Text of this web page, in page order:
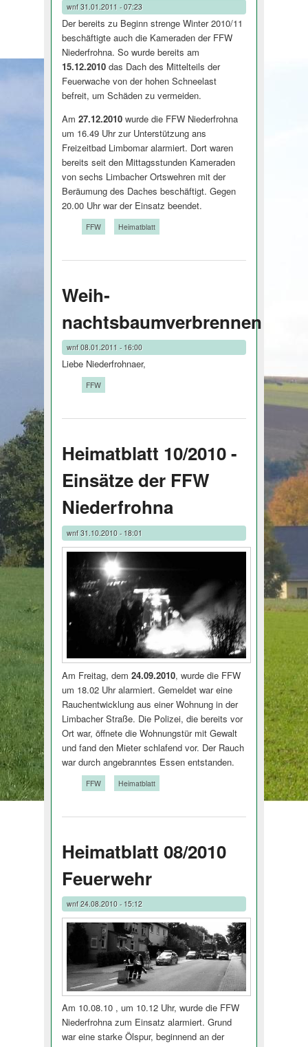
wnf31.01.2011 - 07:23
Der bereits zu Beginn strenge Winter 2010/11
beschäftigte auch die Kameraden der FFW
Niederfrohna. So wurde bereits am
15.12.2010das Dach des Mittelteils der
Feuerwache von der hohen Schneelast
befreit, um Schäden zu vermeiden.
Am 27.12.2010wurde die FFW Niederfrohna
um 16.49 Uhr zur Unterstützung ans
Freizeitbad Limbomar alarmiert. Dort waren
bereits seit den Mittagsstunden Kameraden
von sechs Limbacher Ortswehren mit der
Beräumung des Daches beschäftigt. Gegen
20.00 Uhr war der Einsatz beendet.
FFW Heimatblatt
Weih­
nachtsbaumverbrennen
wnf08.01.2011 - 16:00
Liebe Niederfrohnaer,
FFW
Heimatblatt 10/2010 -
Einsätze der FFW
Niederfrohna
wnf31.10.2010 - 18:01
Am Freitag, dem 24.09.2010, wurde die FFW
um 18.02 Uhr alarmiert. Gemeldet war eine
Rauchentwicklung aus einer Wohnung in der
Limbacher Straße. Die Polizei, die bereits vor
Ort war, öffnete die Wohnungstür mit Gewalt
und fand den Mieter schlafend vor. Der Rauch
war durch angebranntes Essen entstanden.
FFW Heimatblatt
Heimatblatt 08/2010
Feuerwehr
wnf24.08.2010 - 15:12
Am 10.08.10 , um 10.12 Uhr, wurde die FFW
Niederfrohna zum Einsatz alarmiert. Grund
war eine starke Ölspur, beginnend an der